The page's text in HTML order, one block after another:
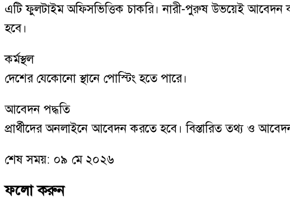
এটি ফুলটাইম অফিসভিত্তিক চাকরি। নারী-পুরুষ উভয়েই আবেদন
হবে।
কর্মস্থল
দেশের যেকোনো স্থানে পোস্টিং হতে পারে।
আবেদন পদ্ধতি
প্রার্থীদের অনলাইনে আবেদন করতে হবে। বিস্তারিত তথ্য ও
শেষ সময়: ০৯ মে ২০২৬
ফলো করুন